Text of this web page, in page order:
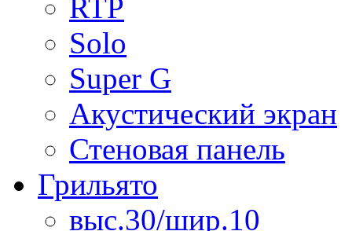
RTP
Solo
Super G
Акустический экран
Стеновая панель
Грильято
выс.30/шир.10